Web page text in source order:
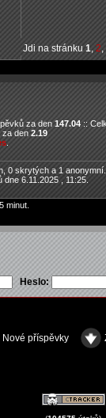
Jdi na stránku 1, 2,
za den147.04::
za den2.19
0 skrytých a 1
dne 6.11.2025 , 11:25.
minut.
Heslo:
Nové příspěvky